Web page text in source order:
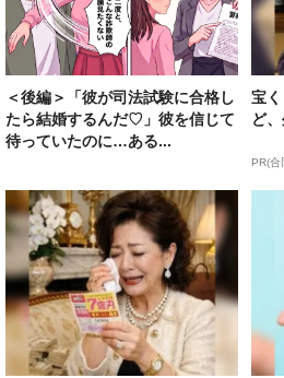
＜後編＞「彼が司法試験に合格し
たら結婚するんだ♡」彼を信じて
待っていたのに…ある...
宝
ど
PR(合